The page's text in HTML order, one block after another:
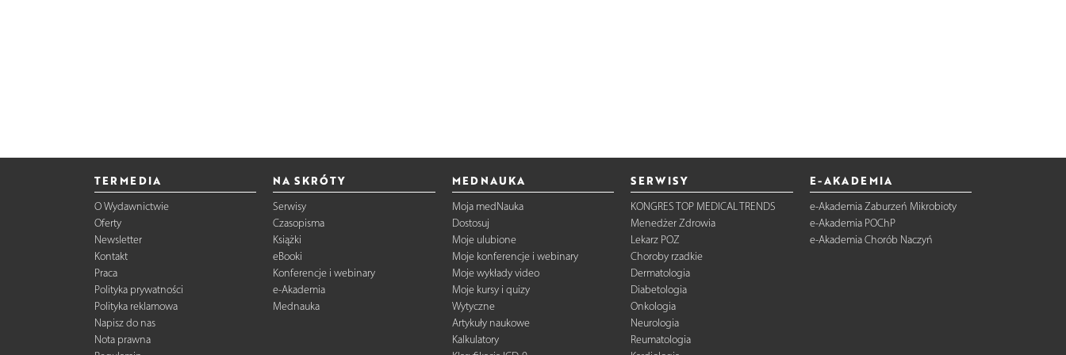
TERMEDIA
O Wydawnictwie
Oferty
Newsletter
Kontakt
Praca
Polityka prywatności
Polityka reklamowa
Napisz do nas
Nota prawna
NA SKRÓTY
Serwisy
Czasopisma
Książki
eBooki
Konferencje i webinary
e-Akademia
Mednauka
MEDNAUKA
Moja medNauka
Dostosuj
Moje ulubione
Moje konferencje i webinary
Moje wykłady video
Moje kursy i quizy
Wytyczne
Artykuły naukowe
Kalkulatory
SERWISY
KONGRES TOP MEDICAL TRENDS
Menedżer Zdrowia
Lekarz POZ
Choroby rzadkie
Dermatologia
Diabetologia
Onkologia
Neurologia
Reumatologia
E-AKADEMIA
e-Akademia Zaburzeń Mikrobioty
e-Akademia POChP
e-Akademia Chorób Naczyń